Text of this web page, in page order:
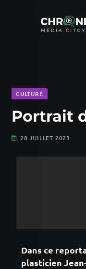
CULTURE
Portrait
28 JUILLET 2023
Dans ce
plasticien